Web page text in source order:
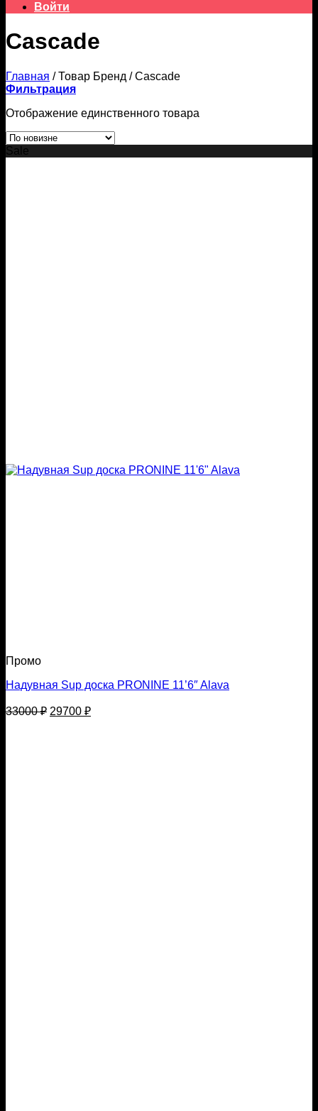
Войти
Cascade
Главная /Товар Бренд /Cascade
Фильтрация
Отображение единственного товара
Sale
Промо
Надувная Sup доска PRONINE 11’6″ Alava
33000₽ Первоначальная
29700 ₽Текущая